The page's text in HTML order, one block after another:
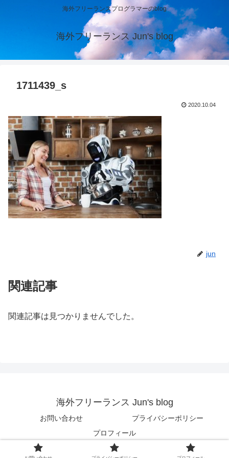
海外フリーランスプログラマーのblog
海外フリーランス Jun's blog
1711439_s
2020.10.04
jun
関連記事
関連記事は見つかりませんでした。
海外フリーランス Jun's blog
お問い合わせ
プライバシーポリシー
プロフィール
© 2018 海外フリーランス Jun's blog.